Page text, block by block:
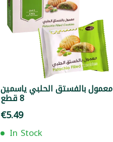
معمول بالفستق الحلبي ياسمين
8 قطع
€5.49
In Stock